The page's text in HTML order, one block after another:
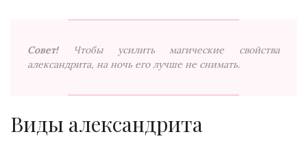
Совет!
Чтобы усилить магические свойства
александрита, на ночь его лучше не снимать.
Виды александрита